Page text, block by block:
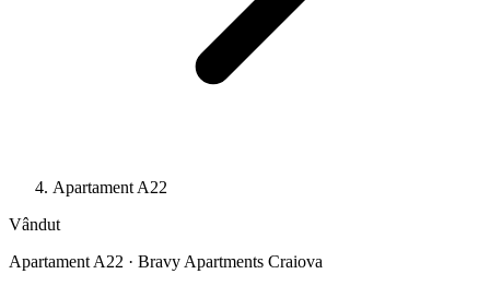
Apartament A22
Vândut
Apartament A22 · Bravy Apartments Craiova